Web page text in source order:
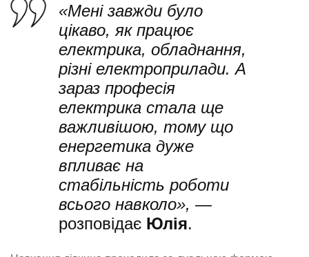
«Мені завжди було
цікаво, як працює
електрика, обладнання,
різні електроприлади. А
зараз професія
електрика стала ще
важливішою, тому що
енергетика дуже
впливає на
стабільність роботи
всього навколо», —
розповідає Юлія.